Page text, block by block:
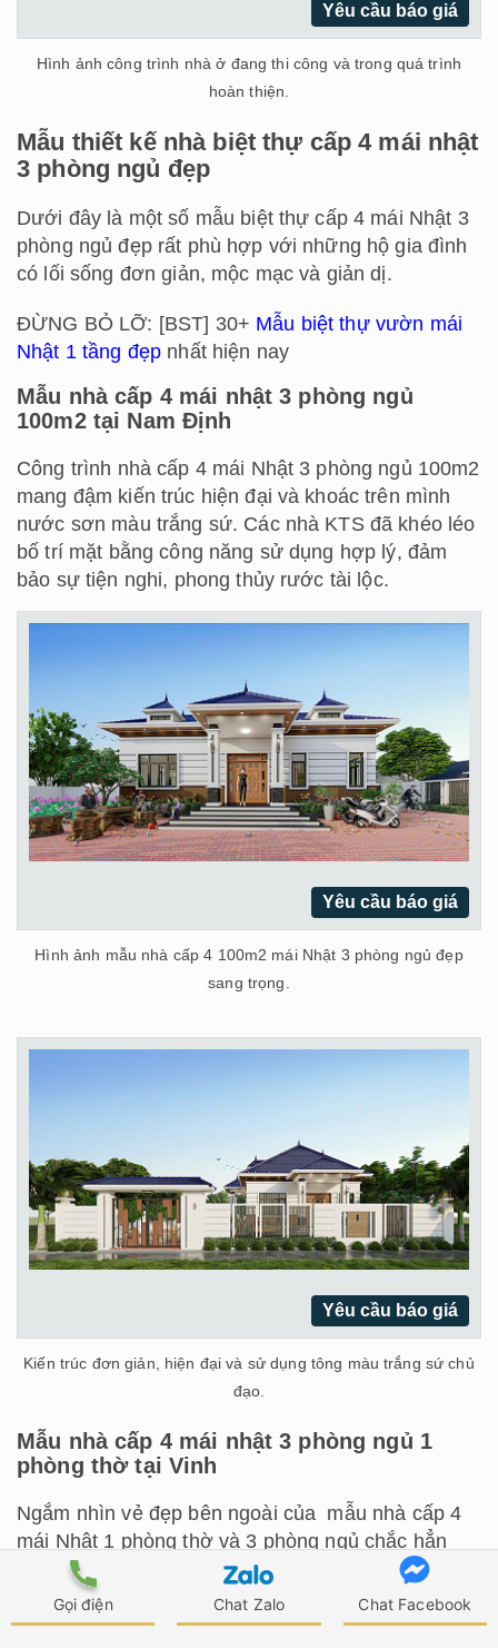
Gọi điện Chat Zalo Chat Facebook
Yêu cầu báo giá
Hình ảnh công trình nhà ở đang thi công và trong quá trình
hoàn thiện.
Mẫu thiết kế nhà biệt thự cấp 4 mái nhật
3 phòng ngủ đẹp
Dưới đây là một số mẫu biệt thự cấp 4 mái Nhật 3
phòng ngủ đẹp rất phù hợp với những hộ gia đình
có lối sống đơn giản, mộc mạc và giản dị.
ĐỪNG BỎ LỠ: [BST] 30+ Mẫu biệt thự vườn mái
Nhật 1 tầng đẹp nhất hiện nay
Mẫu nhà cấp 4 mái nhật 3 phòng ngủ
100m2 tại Nam Định
Công trình nhà cấp 4 mái Nhật 3 phòng ngủ 100m2
mang đậm kiến trúc hiện đại và khoác trên mình
nước sơn màu trắng sứ. Các nhà KTS đã khéo léo
bố trí mặt bằng công năng sử dụng hợp lý, đảm
bảo sự tiện nghi, phong thủy rước tài lộc.
Yêu cầu báo giá
Hình ảnh mẫu nhà cấp 4 100m2 mái Nhật 3 phòng ngủ đẹp
sang trọng.
Yêu cầu báo giá
Kiến trúc đơn giản, hiện đại và sử dụng tông màu trắng sứ chủ
đạo.
Mẫu nhà cấp 4 mái nhật 3 phòng ngủ 1
phòng thờ tại Vinh
Ngắm nhìn vẻ đẹp bên ngoài của mẫu nhà cấp 4
mái Nhật 1 phòng thờ và 3 phòng ngủ chắc hẳn
bạn cũng cảm nhận rõ kiến trúc hiện đại hòa quyện
lẫn sự tự do, phóng khoáng cùng đường chỉ phào
trang trí cột tinh xảo.